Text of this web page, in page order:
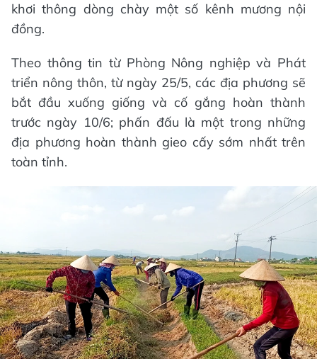
khơi thông dòng chày một số kênh mương nội
đồng.
Theo thông tin từ Phòng Nông nghiệp và Phát
triển nông thôn, từ ngày 25/5, các địa phương sẽ
bắt đầu xuống giống và cố gắng hoàn thành
trước ngày 10/6; phấn đấu là một trong những
địa phương hoàn thành gieo cấy sớm nhất trên
toàn tỉnh.